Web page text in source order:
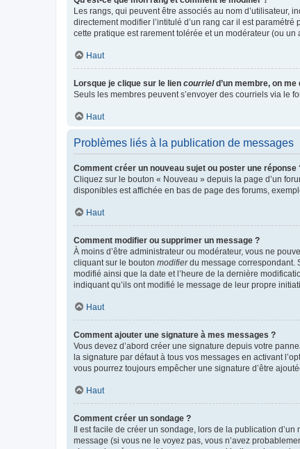
Les rangs, qui peuvent être associés au nom d’utilisateur,
directement modifier l’intitulé d’un rang car il est
cette pratique est rarement tolérée et un modérateur (ou
Haut
Lorsque je clique sur le lien courrield’un membre, on
Seuls les membres peuvent s’envoyer des courriels via le
Haut
Problèmes liés à la publication de messages
Comment créer un nouveau sujet ou poster une réponse
Cliquez sur le bouton « Nouveau » depuis la page d’un
disponibles est affichée en bas de page des forums,
Haut
Comment modifier ou supprimer un message ?
À moins d’être administrateur ou modérateur, vous ne
cliquant sur le bouton modifierdu message correspondant.
modifié ainsi que la date et l’heure de la dernière
indiquant qu’ils ont modifié le message de leur propre
Haut
Comment ajouter une signature à mes messages ?
Vous devez d’abord créer une signature depuis votre
la signature par défaut à tous vos messages en activant
vous pourrez toujours empêcher une signature d’être
Haut
Comment créer un sondage ?
Il est facile de créer un sondage, lors de la publication
message (si vous ne le voyez pas, vous n’avez